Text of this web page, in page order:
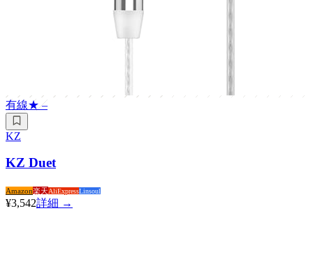
有線★–
KZ
KZ Duet
Amazon楽天AliExpressLinsoul
¥3,542詳細 →